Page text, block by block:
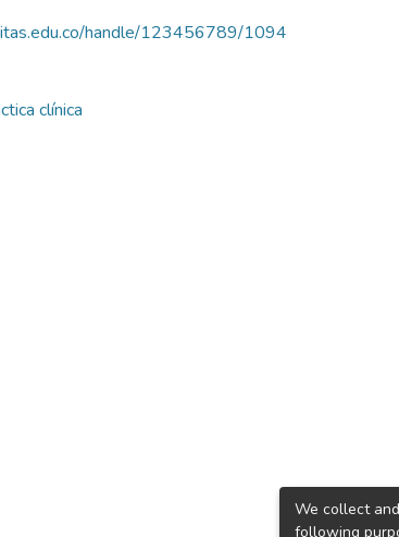
handle/123456789/1094
clínica
We collect
following